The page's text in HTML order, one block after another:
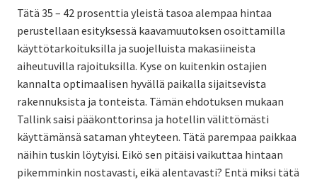
Tätä 35 – 42 prosenttia yleistä tasoa alempaa hintaa
perustellaan esityksessä kaavamuutoksen osoittamilla
käyttötarkoituksilla ja suojelluista makasiineista
aiheutuvilla rajoituksilla. Kyse on kuitenkin ostajien
kannalta optimaalisen hyvällä paikalla sijaitsevista
rakennuksista ja tonteista. Tämän ehdotuksen mukaan
Tallink saisi pääkonttorinsa ja hotellin välittömästi
käyttämänsä sataman yhteyteen. Tätä parempaa paikkaa
näihin tuskin löytyisi. Eikö sen pitäisi vaikuttaa hintaan
pikemminkin nostavasti, eikä alentavasti? Entä miksi tätä